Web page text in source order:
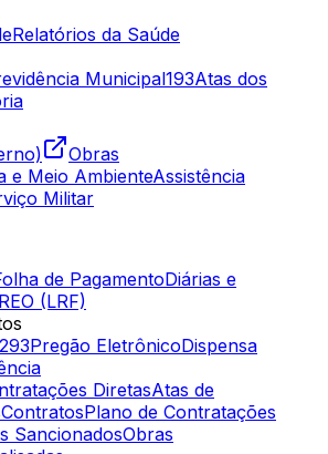
Relatórios da Saúde
Municipal193Atas dos
Obras
e Meio AmbienteAssistência
Militar
de PagamentoDiárias e
(LRF)
293Pregão EletrônicoDispensa
DiretasAtas de
ContratosPlano de Contratações
SancionadosObras